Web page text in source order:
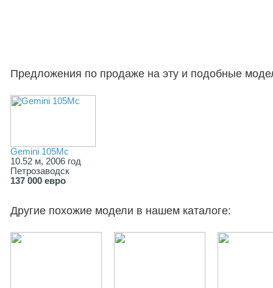
Предложения по продаже на эту и подобные
Gemini 105Mc
10.52 м, 2006 год
Петрозаводск
137 000 евро
Другие похожие модели в нашем каталоге: